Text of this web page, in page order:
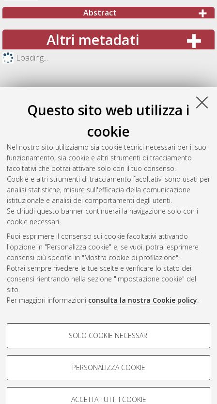
Questo sito web utilizza i
cookie
Nel nostro sito utilizziamo sia cookie tecnici necessari per il suo
funzionamento, sia cookie e altri strumenti di tracciamento
facoltativi che potrai attivare solo con il tuo consenso.
Cookie e altri strumenti di tracciamento facoltativi sono usati per
analisi statistiche, misure sull'efficacia della comunicazione
istituzionale e analisi dei comportamenti degli utenti.
Se chiudi questo banner continuerai la navigazione solo con i
cookie necessari.
Puoi esprimere il consenso sui cookie facoltativi attivando
l'opzione in "Personalizza cookie" e, se vuoi, potrai esprimere
consensi più specifici in "Mostra cookie di profilazione".
Potrai sempre rivedere le tue scelte e verificare lo stato dei
consensi rientrando nella sezione "Impostazione cookie" del
sito.
Per maggiori informazioni consulta la nostra Cookie policy.
COOKIE DI PROFILAZIONE -
Si tratta di cookie utilizzati per analizzare le caratteristiche della
navigazione degli utenti, creare profili in base al loro comportamento
Mostra cookie di profilazione
SOLO COOKIE NECESSARI
PERSONALIZZA COOKIE
ACCETTA TUTTI I COOKIE
Abstract
Altri metadati
Loading...
Gestione del documento:
Atom
Rss 1.0
Rss 2.0
ISSN: 2038-7946
Impostazioni Cookie
Informativa sulla privacy
Condizioni d’uso del sito